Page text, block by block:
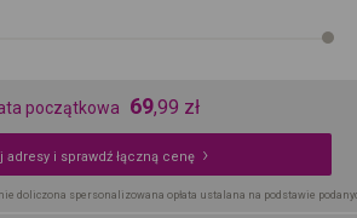
początkowa 69,99 zł
adresy i sprawdź łączną cenę
doliczona spersonalizowana opłata ustalana na podstawie